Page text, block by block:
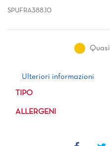
SPUFRA388.10
Ulteriori informazioni
Ulteriori informazioni
TIPO
ALLERGENI